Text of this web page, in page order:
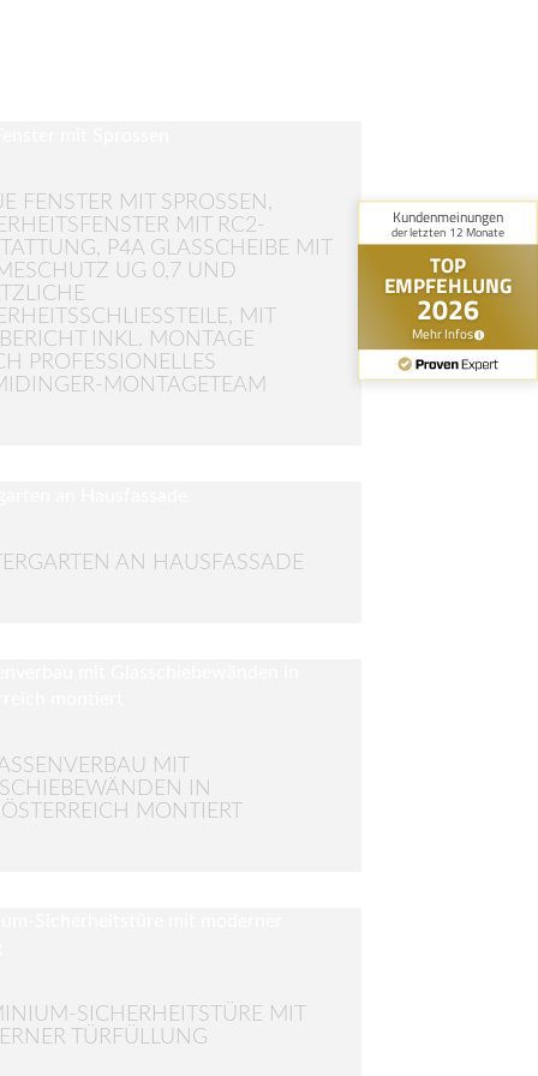
FENSTER MIT SPROSSEN,
MIT RC2-
P4A GLASSCHEIBE MIT
UG 0,7 UND
MIT P
INKL. MONTAGE D
PROFESSIONELLES S
MONTAGETEAM
AN HAUSFASSADE
MIT
IN
MONTIERT
SICHERHEITSTÜRE MIT
TÜRFÜLLUNG